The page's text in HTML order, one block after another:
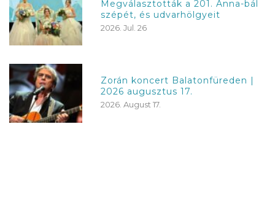
Megválasztották a 201. Anna-bál
szépét, és udvarhölgyeit
2026. Jul. 26
Zorán koncert Balatonfüreden |
2026 augusztus 17.
2026. August 17.